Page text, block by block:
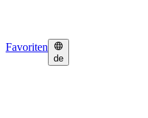
Favoriten
de